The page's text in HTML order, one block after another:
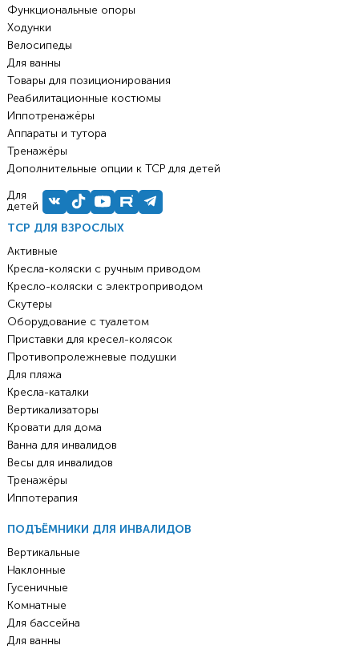
ТСР ДЛЯ ВЗРОСЛЫХ
Активные
Кресла-коляски с ручным приводом
Кресло-коляски с электроприводом
Скутеры
Оборудование с туалетом
Приставки для кресел-колясок
Противопролежневые подушки
Для пляжа
Кресла-каталки
Вертикализаторы
Кровати для дома
Ванна для инвалидов
Весы для инвалидов
Тренажёры
Иппотерапия
ПОДЪЁМНИКИ ДЛЯ ИНВАЛИДОВ
Вертикальные
Наклонные
Гусеничные
Комнатные
Для бассейна
Для ванны
Функциональные опоры
Ходунки
Велосипеды
Для ванны
Товары для позиционирования
Реабилитационные костюмы
Иппотренажёры
Аппараты и тутора
Тренажёры
Дополнительные опции к ТСР для детей
Для
детей